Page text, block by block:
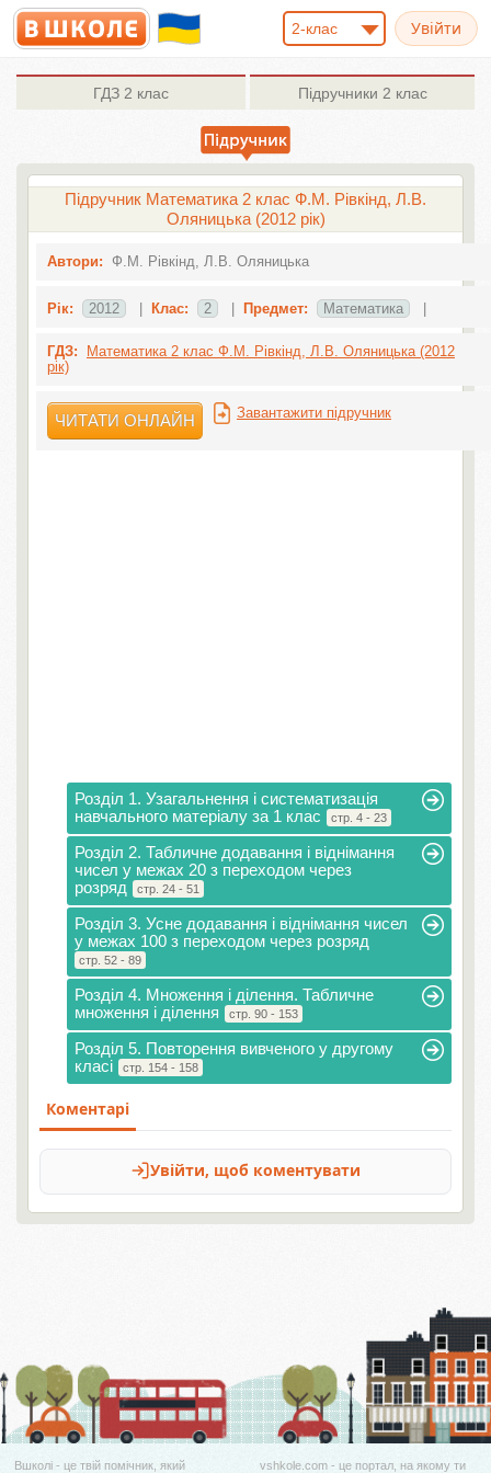
2-клас
ГДЗ 2 клас Підручники 2 клас
Підручник Математика 2 клас Ф.М. Рівкінд, Л.В.
Оляницька (2012 рік)
Автори: Ф.М. Рівкінд, Л.В. Оляницька
Рік: 2012 Клас: 2 Предмет: Математика
ГДЗ:
Математика 2 клас Ф.М. Рівкінд, Л.В. Оляницька (2012
рік)
ЧИТАТИ ОНЛАЙН Завантажити підручник
Розділ 1. Узагальнення і систематизація
навчального матеріалу за 1 клас
стр. 4 - 23
Розділ 2. Табличне додавання і віднімання
чисел у межах 20 з переходом через
розряд
стр. 24 - 51
Розділ 3. Усне додавання і віднімання чисел
у межах 100 з переходом через розряд
стр. 52 - 89
Розділ 4. Множення і ділення. Табличне
множення і ділення
стр. 90 - 153
Розділ 5. Повторення вивченого у другому
класі
стр. 154 - 158
Вшколі - це твій помічник, який vshkole.com - це портал, на якому ти